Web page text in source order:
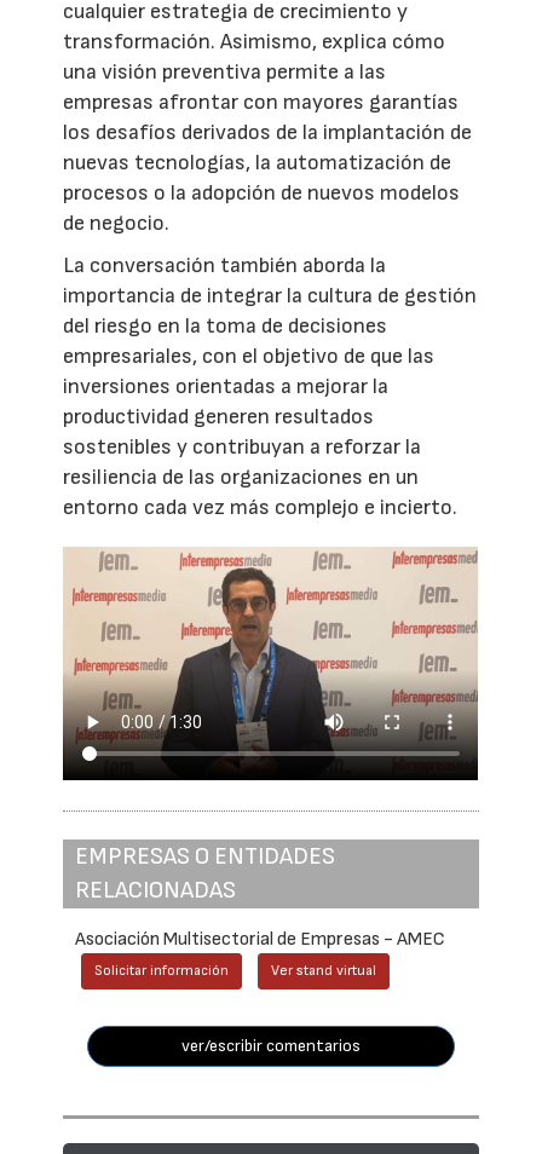
cualquier estrategia de crecimiento y
transformación. Asimismo, explica cómo
una visión preventiva permite a las
empresas afrontar con mayores garantías
los desafíos derivados de la implantación de
nuevas tecnologías, la automatización de
procesos o la adopción de nuevos modelos
de negocio.
La conversación también aborda la
importancia de integrar la cultura de gestión
del riesgo en la toma de decisiones
empresariales, con el objetivo de que las
inversiones orientadas a mejorar la
productividad generen resultados
sostenibles y contribuyan a reforzar la
resiliencia de las organizaciones en un
entorno cada vez más complejo e incierto.
EMPRESAS O ENTIDADES
RELACIONADAS
Asociación Multisectorial de Empresas - AMEC
Solicitar información Ver stand virtual
ver/escribir comentarios